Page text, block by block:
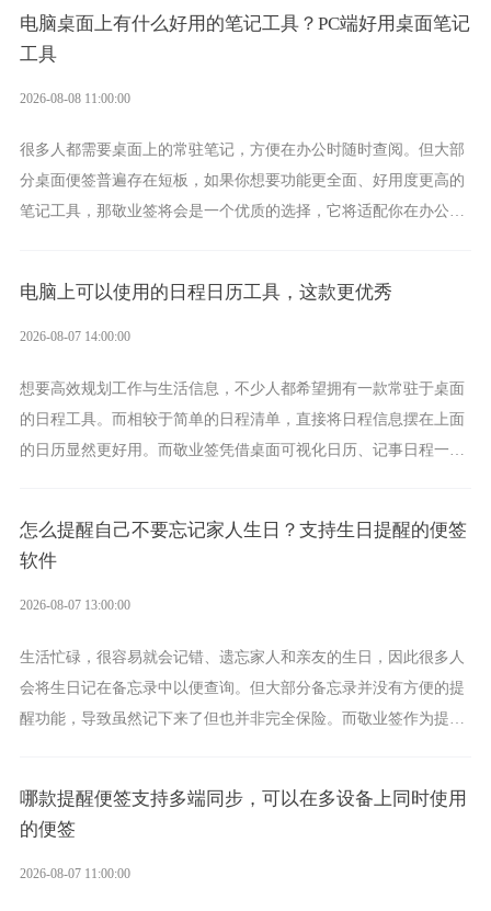
电脑桌面上有什么好用的笔记工具？PC端好用桌面笔记
工具
2026-08-08 11:00:00
很多人都需要桌面上的常驻笔记，方便在办公时随时查阅。但大部
分桌面便签普遍存在短板，如果你想要功能更全面、好用度更高的
笔记工具，那敬业签将会是一个优质的选择，它将适配你在办公、
电脑上可以使用的日程日历工具，这款更优秀
2026-08-07 14:00:00
想要高效规划工作与生活信息，不少人都希望拥有一款常驻于桌面
的日程工具。而相较于简单的日程清单，直接将日程信息摆在上面
的日历显然更好用。而敬业签凭借桌面可视化日历、记事日程一体
怎么提醒自己不要忘记家人生日？支持生日提醒的便签
软件
2026-08-07 13:00:00
生活忙碌，很容易就会记错、遗忘家人和亲友的生日，因此很多人
会将生日记在备忘录中以便查询。但大部分备忘录并没有方便的提
醒功能，导致虽然记下来了但也并非完全保险。而敬业签作为提醒
哪款提醒便签支持多端同步，可以在多设备上同时使用
的便签
2026-08-07 11:00:00